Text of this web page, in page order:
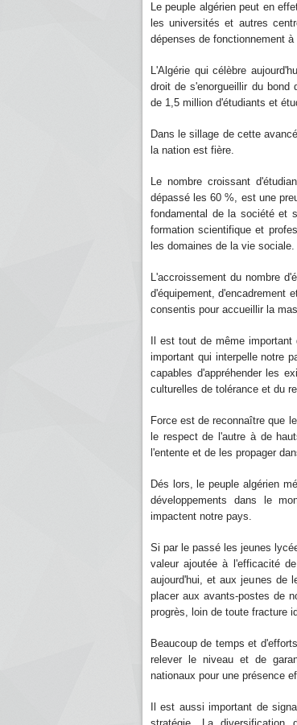
Le peuple algérien peut en
les universités et autres
dépenses de fonctionnement
L'Algérie qui célèbre
droit de s'enorgueillir du bond
de 1,5 million d'étudiants et
Dans le sillage de cette
la nation est fière.
Le nombre croissant
dépassé les 60 %, est une
fondamental de la société et
formation scientifique et
les domaines de la vie sociale.
L'accroissement du nombre
d'équipement, d'encadrement
consentis pour accueillir la
Il est tout de même
important qui interpelle notre
capables d'appréhender les
culturelles de tolérance et du
Force est de reconnaître que
le respect de l'autre à de
l'entente et de les propager
Dés lors, le peuple algérien
développements dans le
impactent notre pays.
Si par le passé les jeunes
valeur ajoutée à l'efficacité
aujourd'hui, et aux jeunes de
placer aux avants-postes de
progrès, loin de toute fracture
Beaucoup de temps et
relever le niveau et de
nationaux pour une présence
Il est aussi important de